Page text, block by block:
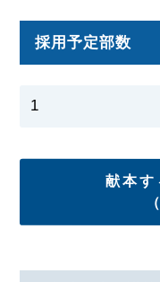
採用予定部数
献本す